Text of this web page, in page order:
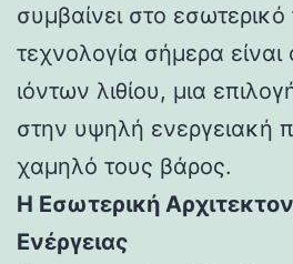
συμβαίνει στο
τεχνολογία σήμερα είναι
ιόντων λιθίου, μια
στην υψηλή ενεργειακή
χαμηλό τους βάρος.
Η Εσωτερική
Ενέργειας